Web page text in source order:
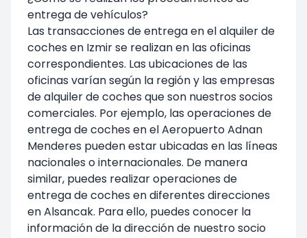
entrega de vehículos?
Las transacciones de entrega en el alquiler de
coches en Izmir se realizan en las oficinas
correspondientes. Las ubicaciones de las
oficinas varían según la región y las empresas
de alquiler de coches que son nuestros socios
comerciales. Por ejemplo, las operaciones de
entrega de coches en el Aeropuerto Adnan
Menderes pueden estar ubicadas en las líneas
nacionales o internacionales. De manera
similar, puedes realizar operaciones de
entrega de coches en diferentes direcciones
en Alsancak. Para ello, puedes conocer la
información de la dirección de nuestro socio